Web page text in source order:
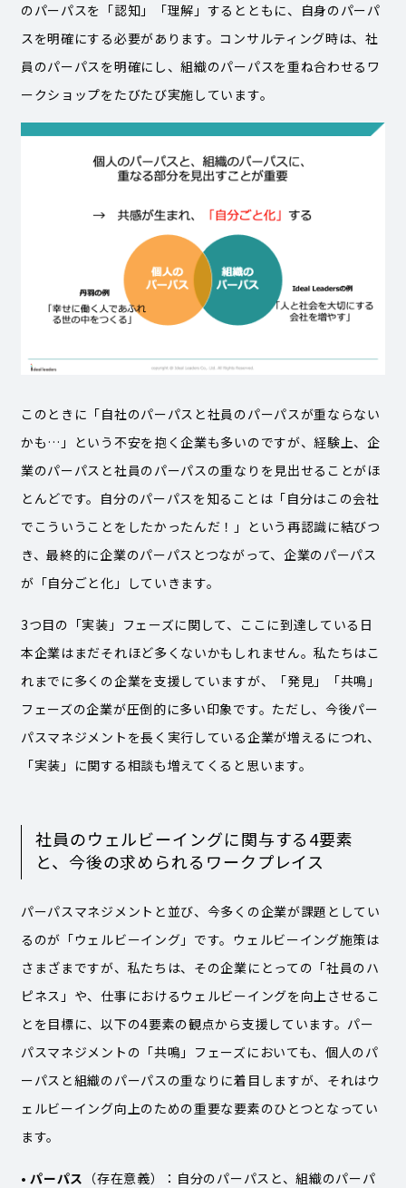
のパーパスを「認知」「理解」するとともに、自身のパーパ
スを明確にする必要があります。コンサルティング時は、社
員のパーパスを明確にし、組織のパーパスを重ね合わせるワ
ークショップをたびたび実施しています。
このときに「自社のパーパスと社員のパーパスが重ならない
かも…」という不安を抱く企業も多いのですが、経験上、企
業のパーパスと社員のパーパスの重なりを見出せることがほ
とんどです。自分のパーパスを知ることは「自分はこの会社
でこういうことをしたかったんだ！」という再認識に結びつ
き、最終的に企業のパーパスとつながって、企業のパーパス
が「自分ごと化」していきます。
3つ目の「実装」フェーズに関して、ここに到達している日
本企業はまだそれほど多くないかもしれません。私たちはこ
れまでに多くの企業を支援していますが、「発見」「共鳴」
フェーズの企業が圧倒的に多い印象です。ただし、今後パー
パスマネジメントを長く実行している企業が増えるにつれ、
「実装」に関する相談も増えてくると思います。
社員のウェルビーイングに関与する4要素
と、今後の求められるワークプレイス
パーパスマネジメントと並び、今多くの企業が課題としてい
るのが「ウェルビーイング」です。ウェルビーイング施策は
さまざまですが、私たちは、その企業にとっての「社員のハ
ピネス」や、仕事におけるウェルビーイングを向上させるこ
とを目標に、以下の4要素の観点から支援しています。パー
パスマネジメントの「共鳴」フェーズにおいても、個人のパ
ーパスと組織のパーパスの重なりに着目しますが、それはウ
ェルビーイング向上のための重要な要素のひとつとなってい
ます。
• パーパス （存在意義）：自分のパーパスと、組織のパーパ